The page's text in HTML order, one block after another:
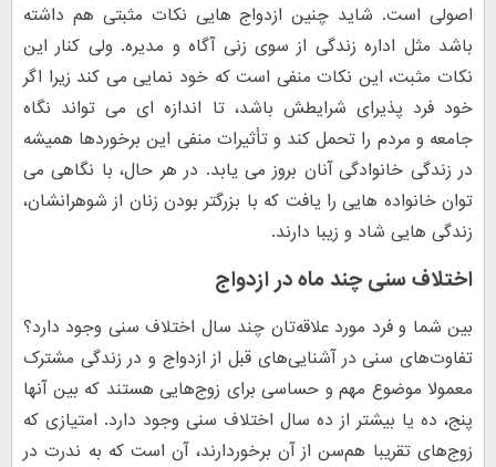
اصولی است. شاید چنین ازدواج هایی نکات مثبتی هم داشته
باشد مثل اداره زندگی از سوی زنی آگاه و مدیره. ولی کنار این
نکات مثبت، این نکات منفی است که خود نمایی می کند زیرا اگر
خود فرد پذیرای شرایطش باشد، تا اندازه ای می تواند نگاه
جامعه و مردم را تحمل کند و تأثیرات منفی این برخوردها همیشه
در زندگی خانوادگی آنان بروز می یابد. در هر حال، با نگاهی می
توان خانواده هایی را یافت که با بزرگتر بودن زنان از شوهرانشان،
زندگی هایی شاد و زیبا دارند.
اختلاف سنی چند ماه در ازدواج
بین شما و فرد مورد علاقه‌تان چند سال اختلاف سنی وجود دارد؟
تفاوت‌های سنی در آشنایی‌های قبل از ازدواج و در زندگی مشترک
معمولا موضوع مهم و حساسی برای زوج‌هایی هستند که بین آنها
پنج، ده یا بیشتر از ده سال اختلاف سنی وجود دارد. امتیازی که
زوج‌های تقریبا هم‌سن از آن برخوردارند، آن است که به‌ ندرت در